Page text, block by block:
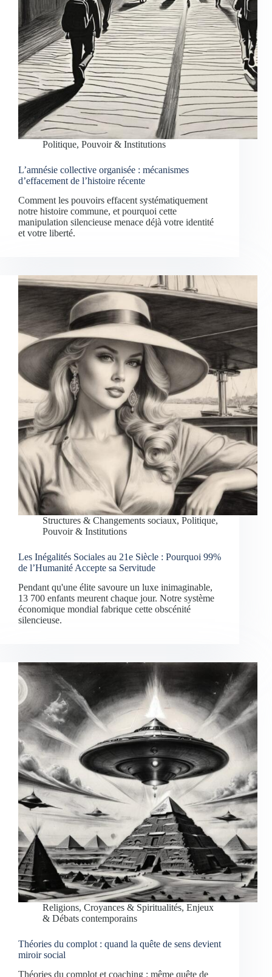
Politique, Pouvoir & Institutions
L’amnésie collective organisée : mécanismes
d’effacement de l’histoire récente
Comment les pouvoirs effacent systématiquement
notre histoire commune, et pourquoi cette
manipulation silencieuse menace déjà votre identité
et votre liberté.
Structures & Changements sociaux, Politique,
Pouvoir & Institutions
Les Inégalités Sociales au 21e Siècle : Pourquoi 99%
de l’Humanité Accepte sa Servitude
Pendant qu'une élite savoure un luxe inimaginable,
13 700 enfants meurent chaque jour. Notre système
économique mondial fabrique cette obscénité
silencieuse.
Religions, Croyances & Spiritualités, Enjeux
& Débats contemporains
Théories du complot : quand la quête de sens devient
miroir social
Théories du complot et coaching : même quête de